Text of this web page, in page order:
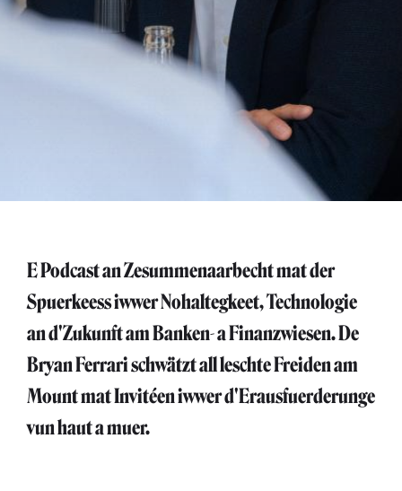
E Podcast an Zesummenaarbecht mat der
Spuerkeess iwwer Nohaltegkeet, Technologie
an d'Zukunft am Banken- a Finanzwiesen. De
Bryan Ferrari schwätzt all leschte Freiden am
Mount mat Invitéen iwwer d'Erausfuerderunge
vun haut a muer.⁣